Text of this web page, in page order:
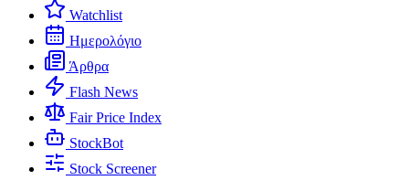
Watchlist
Ημερολόγιο
Άρθρα
Flash News
Fair Price Index
StockBot
Stock Screener